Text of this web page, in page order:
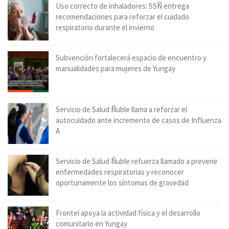
Uso correcto de inhaladores: SSÑ entrega
recomendaciones para reforzar el cuidado
respiratorio durante el invierno
Subvención fortalecerá espacio de encuentro y
manualidades para mujeres de Yungay
Servicio de Salud Ñuble llama a reforzar el
autocuidado ante incremento de casos de Influenza
A
Servicio de Salud Ñuble refuerza llamado a prevenir
enfermedades respiratorias y reconocer
oportunamente los síntomas de gravedad
Frontel apoya la actividad física y el desarrollo
comunitario en Yungay